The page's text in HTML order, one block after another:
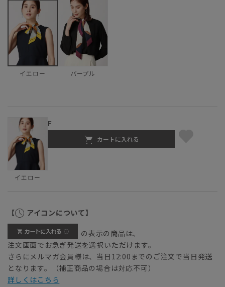
イエロー パープル
イエロー
F
カートに入れる
【 アイコンについて】
の表示の商品は、
注文画面でお急ぎ発送を選択いただけます。
さらにメルマガ会員様は、当日12:00までのご注文で当日発送
となります。（補正商品の場合は対応不可）
詳しくはこちら